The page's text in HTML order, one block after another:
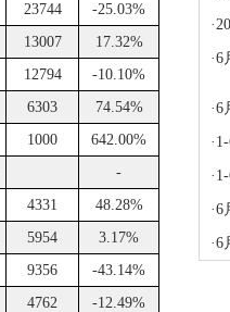
23744
-25.03%
13007
17.32%
12794
-10.10%
6303
74.54%
1000
642.00%
-
4331
48.28%
5954
3.17%
9356
-43.14%
4762
-12.49%
·
·6
·6
·
·
·6
·6